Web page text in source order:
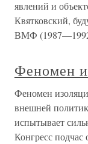
явлений и
Квятковский,
ВМФ (1987—1992
Феномен
Феномен
внешней
испытывает
Конгресс